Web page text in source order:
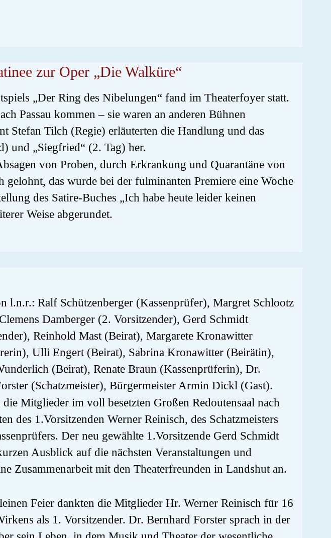
zur Oper „Die Walküre“
„Der Ring des Nibelungen“ fand im Theaterfoyer statt.
Passau kommen – sie waren an anderen Bühnen
Stefan Tilch (Regie) erläuterten die Handlung und das
und „Siegfried“ (2. Tag) her.
von Proben, durch Erkrankung und Quarantäne von
das wurde bei der fulminanten Premiere eine Woche
des Satire-Buches „Ich habe heute leider keinen
Weise abgerundet.
l.n.r.: Ralf Schützenberger (Kassenprüfer), Margret Schlootz
Damberger (2. Vorsitzender), Gerd Schmidt
Reinhold Mast (Beirat), Margarete Kronawitter
Ulli Engert (Beirat), Sabrina Kronawitter (Beirätin),
(Beirat), Renate Braun (Kassenprüferin), Dr.
(Schatzmeister), Bürgermeister Armin Dickl (Gast).
die Mitglieder im voll besetzten Großen Redoutensaal nach
des 1.Vorsitzenden Werner Reinisch, des Schatzmeisters
Der neu gewählte 1.Vorsitzende Gerd Schmidt
Ausblick auf die nächsten Veranstaltungen und
Zusammenarbeit mit den Theaterfreunden in Landshut an.
Feier dankten die Mitglieder Hr. Werner Reinisch für 16
als 1. Vorsitzender. Dr. Bernhard Forster sprach in der